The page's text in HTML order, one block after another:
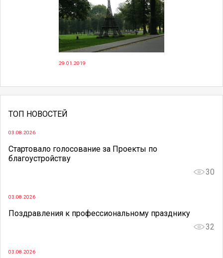
29.01.2019
ТОП НОВОСТЕЙ
03.08.2026
Стартовало голосование за Проекты по
благоустройству
30
03.08.2026
Поздравления к профессиональному празднику
32
03.08.2026